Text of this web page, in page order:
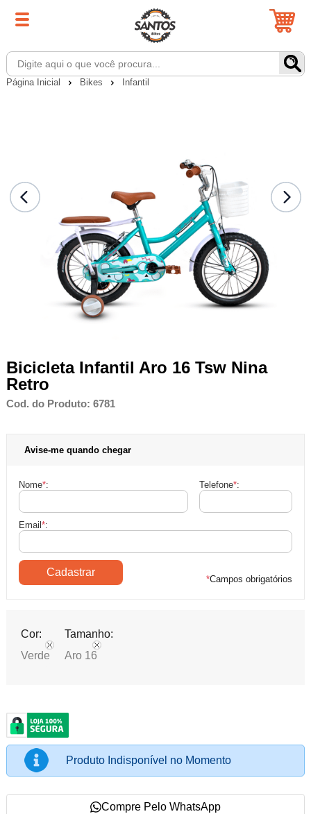
Página Inicial Bikes Infantil
Bicicleta Infantil Aro 16 Tsw Nina
Retro
Cod. do Produto: 6781
Avise-me quando chegar
Nome*: Telefone*:
Email*:
*Campos obrigatórios
Cor:
Verde
Tamanho:
Aro 16
Produto Indisponível no Momento
Compre Pelo WhatsApp